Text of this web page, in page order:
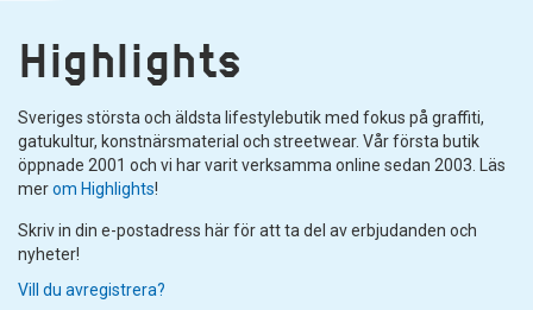
Highlights
Sveriges största och äldsta lifestylebutik med fokus på graffiti,
gatukultur, konstnärsmaterial och streetwear. Vår första butik
öppnade 2001 och vi har varit verksamma online sedan 2003. Läs
merom Highlights!
Skriv in din e-postadress här för att ta del av erbjudanden och
nyheter!
Vill du avregistrera?